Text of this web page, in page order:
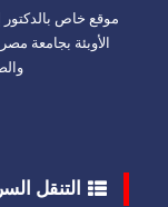
موقع خاص بالدكتور
الأوبئة بجامعة
التنقل